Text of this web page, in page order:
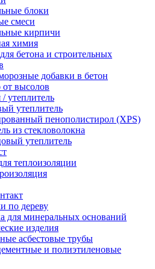
блоки
смеси
кирпичи
химия
бетона и строительных
добавки в бетон
от высолов
утеплитель
утеплитель
пенополистирол (XPS)
из стекловолокна
утеплитель
теплоизоляции
по дереву
для минеральных оснований
изделия
асбестовые трубы
и полиэтиленовые